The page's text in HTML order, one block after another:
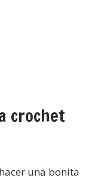
crochet
una bonita